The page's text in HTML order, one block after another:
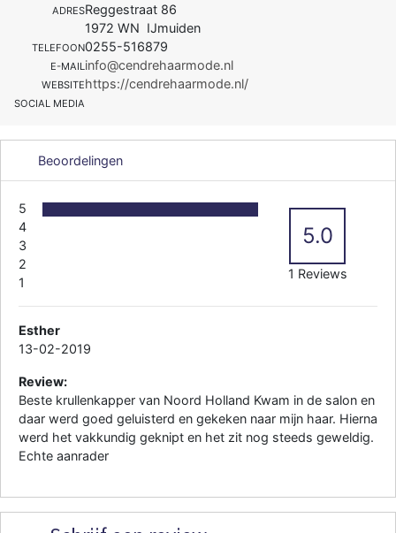
ADRESReggestraat 86
1972 WN IJmuiden
TELEFOON0255-516879
E-MAILinfo@cendrehaarmode.nl
WEBSITEhttps://cendrehaarmode.nl/
SOCIAL MEDIA
Beoordelingen
5
4
3
2
1
5.0
1 Reviews
Esther
13-02-2019
Review:
Beste krullenkapper van Noord Holland Kwam in de salon en
daar werd goed geluisterd en gekeken naar mijn haar. Hierna
werd het vakkundig geknipt en het zit nog steeds geweldig.
Echte aanrader